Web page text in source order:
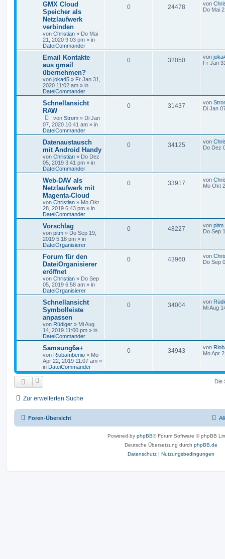
GMX Cloud
Speicher als
Netzlaufwerk
verbinden
von Christian » Do Mai
21, 2020 9:03 pm » in
DateiCommander
0 24478 von
Do Mai
Email Kontakte
aus gmail
übernehmen?
von joka45 » Fr Jan 31,
2020 11:02 am » in
DateiCommander
0 32050 von
Fr Jan
Schnellansicht
RAW
von Strom » Di Jan
07, 2020 10:41 am » in
DateiCommander
0 31437 von
Di Jan
Datenaustausch
mit Android Handy
von Christian » Do Dez
05, 2019 3:41 pm » in
DateiCommander
0 34125 von
Do Dez
Web-DAV als
Netzlaufwerk mit
Magenta-Cloud
von Christian » Mo Okt
28, 2019 6:43 pm » in
DateiCommander
0 33917 von
Mo Okt
Vorschlag
von pitm » Do Sep 19,
2019 5:18 pm » in
DateiOrganisierer
0 48227 von pitm
Do Sep
Forum für den
DateiOrganisierer
eröffnet
von Christian » Do Sep
05, 2019 6:58 am » in
DateiOrganisierer
0 43960 von
Do Sep
Schnellansicht
Symbolleiste
anpassen
von Rüdiger » Mi Aug
14, 2019 11:00 pm » in
DateiCommander
0 34004 von
Mi Aug
Samsung6a+
von Riobambenio » Mo
Apr 22, 2019 11:07 am »
in DateiCommander
0 34943 von
Mo Apr
Die
Zur erweiterten Suche
Foren-Übersicht
Powered by phpBB® Forum Software © phpBB
Deutsche Übersetzung durch phpBB.de
Datenschutz | Nutzungsbedingungen